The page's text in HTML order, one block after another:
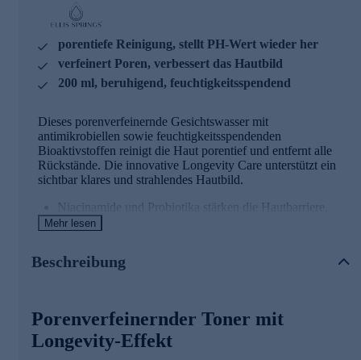
porentiefe Reinigung, stellt PH-Wert wieder her
verfeinert Poren, verbessert das Hautbild
200 ml, beruhigend, feuchtigkeitsspendend
Dieses porenverfeinernde Gesichtswasser mit
antimikrobiellen sowie feuchtigkeitsspendenden
Bioaktivstoffen reinigt die Haut porentief und entfernt alle
Rückstände. Die innovative Longevity Care unterstützt ein
sichtbar klares und strahlendes Hautbild.
Niacinamide und Probiotika stärken die Hautbarriere,
reduzieren Unreinheiten, Rötungen und Poren und
Kahai-Öl, reich an Vitamin E und Retinol, glättet und
Hoya Lacunosa, ein wertvoller Blütenextrakt, wirkt
entzündungshemmend und spendet Feuchtigkeit für
einen ebenmäßigen Teint.
Mehr lesen
Beschreibung
Porenverfeinernder Toner mit
Longevity-Effekt